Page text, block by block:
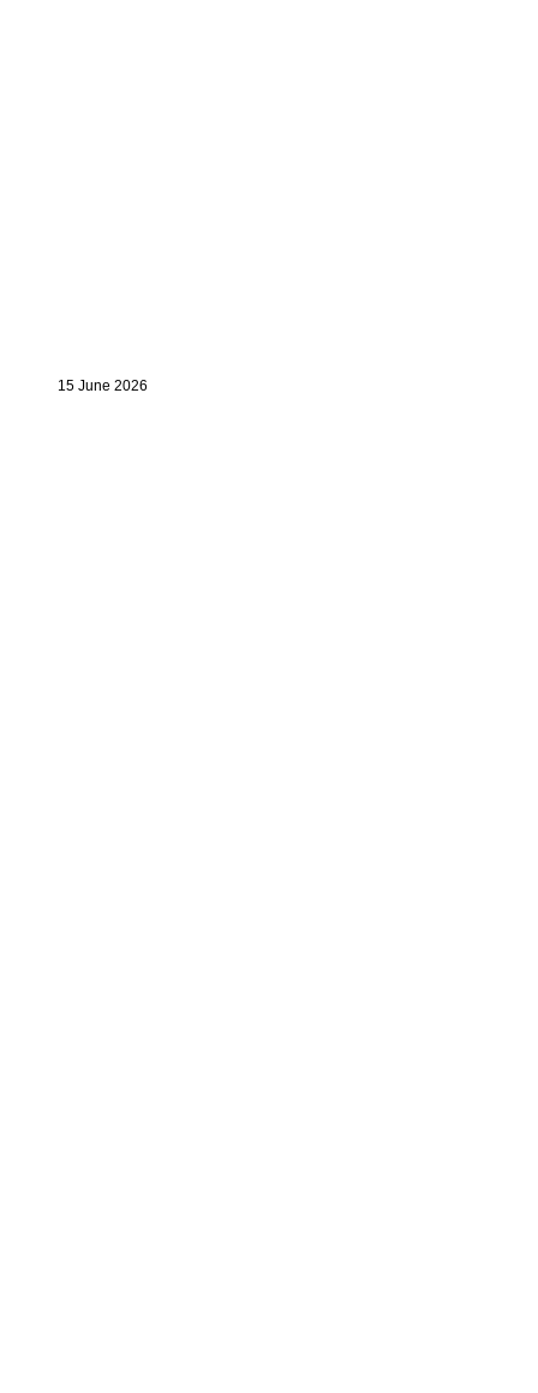
15 June 2026